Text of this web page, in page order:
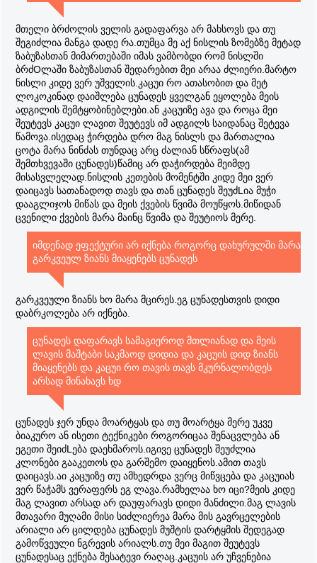
მთელი ბრძოლის ველის გადაფარვა არ მახსოვს და თუ
შეგიძლია მანგა დადე რა.თუმცა მე აქ ნისლის ზომებზე მეტად
ზაბუზასთან მიმართებაში იმას ვამბობდი რომ ნისლში
ბრძOლაში ზაბუზასთან შედარებით მეი არაა ძლიერი.მარტო
ნისლი კიდე ვერ უშველის.კაცუი რო ათასობით და მეტ
ლოკოკინად დაიშლება ცუნადეს ყველგან ეყოლება მეის
ადგილის შემტყობინებლები.ან კაცუიზე ავა და როცა მეი
შეუტევს კაცუი ლავით შეუტევს იმ ადგილს საიდანაც შეტევა
წამოვა.ისედაც ჭირდება დრო მაგ ნისლს და მართალია
ცოტა მარა ნინძას თუნდაც არც ძალიან სწრაფს(ამ
შემთხვევაში ცუნადეს)წამიც არ დაჭირდება მეიმდე
მისასვლელად.ნისლის კეთების მომენტში კიდე მეი ვერ
დაიცავს სათანადოდ თავს და თან ცუნადეს შეუძLია მუჭი
დააგლიჯოს მიწას და მეის ქვების წვიმა მოუწყოს.მიწიდან
ცვენილი ქვების მარა მაინც წვიმა და შეუტიოს მერე.
იმდენად ეფექტური არ იქნება როგორც დახურულში მარა
გარკვეულ ზიანს მიაყენებს ცუნადეს
გარკვეული ზიანს ხო მარა მცირეს.ეგ ცუნადესთვის დიდი
დაბრკოლება არ იქნება.
ცუნადეს დაფარავს სამაგიეროდ მთლიანად და მეის
ლავის მაშტაბი საკმაოდ დიდია და კაცუის დიდ ზიანს
მიაყენებს და კაცუი რო თავის თავს მკურნალობდეს
არსად მინახავს ხდ
ცუნადეს ჯერ უნდა მოარტყას და თუ მოარტყა მერე უკვე
ბიაკურო ან ისეთი ტექნიკები როგორიცაა შენაცვლება ან
ეგეთი შეიძLება დაეხმაროს.იგივე ცუნადეს შეუძლია
კლონები გააკეთოს და გარშემო დაიყენოს.ამით თავს
დაიცავს.აი კაცუიზე თუ ამხედრდა ვერც მიწვცება და კაცუიას
ვერ წაჭამს ვერაფერს ეგ ლავა.რამხელაა ხო იცი?მეის კიდე
მაგ ლავით არსად არ დაუფარავს დიდი მანძილი.მაგ ლავის
მთავარი მუღამი მისი სიძლიერეა მარა მის გავრცელების
არიალი არ ცილდება ცუნადეს მუშტის დარტყმის შედეგად
გამოწვეული ნგრევის არიალს.თუ მეი მაგით შეუტევს
ცუნადესაც ექნება შესატევი რაღაც.კაცუის არ უჩვენებია